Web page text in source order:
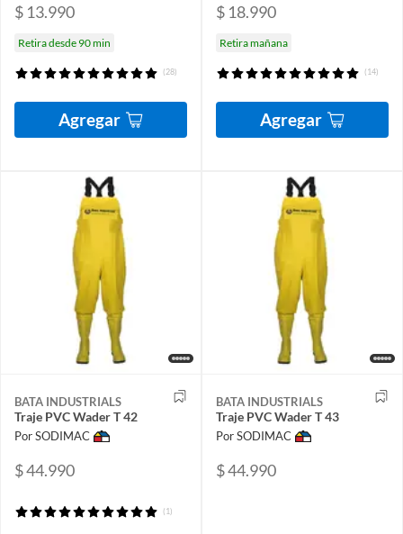
$ 13.990
Retira desde 90 min
(28)
Agregar
$ 18.990
Retira mañana
(14)
Agregar
BATA INDUSTRIALS
Traje PVC Wader T 42
Por SODIMAC
$ 44.990
(1)
BATA INDUSTRIALS
Traje PVC Wader T 43
Por SODIMAC
$ 44.990